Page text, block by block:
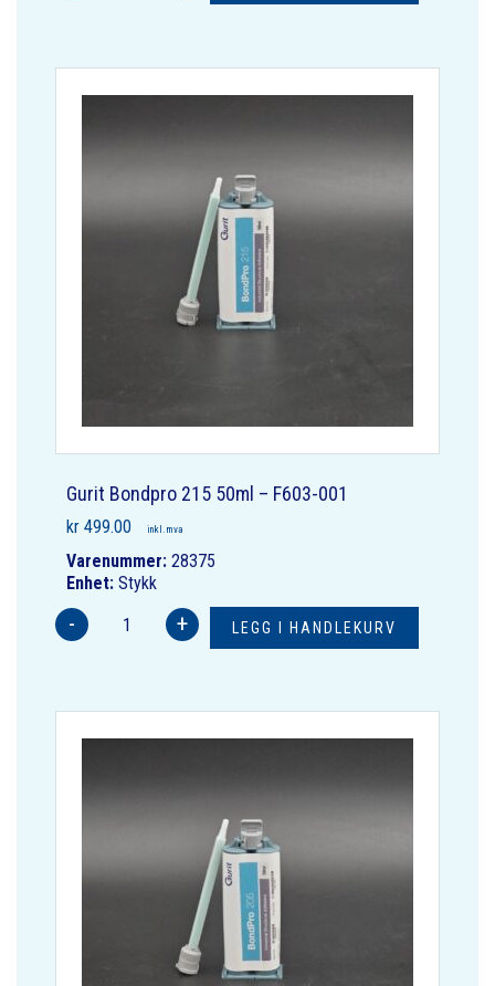
Gurit Bondpro 215 50ml – F603-001
kr 499.00 inkl. mva
Varenummer: 28375
Enhet: Stykk
- + LEGG I HANDLEKURV